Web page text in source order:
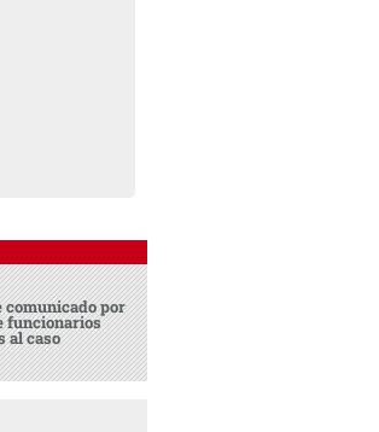
comunicado por
funcionarios
al caso